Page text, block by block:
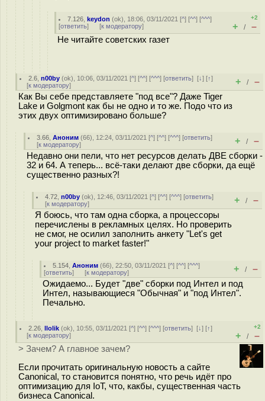
7.126 ,keydon (ok), 18:06, 03/11/2021 [^] [^^] [^^^]
[ответить] [к модератору]
+2
+ / –
Не читайте советских газет
2.6 ,n00by (ok), 10:06, 03/11/2021 [^] [^^] [^^^] [ответить][↓] [↑]
[к модератору] + / –
Как Вы себе представляете "под все"? Даже Tiger
Lake и Golgmont как бы не одно и то же. Подо что из
этих двух оптимизировано больше?
3.66 ,Аноним (66), 12:24, 03/11/2021 [^] [^^] [^^^] [ответить]
[к модератору] + / –
Недавно они пели, что нет ресурсов делать ДВЕ сборки -
32 и 64. А теперь... всё-таки делают две сборки, да ещё
существенно разных?!
4.72 ,n00by (ok), 12:46, 03/11/2021 [^] [^^] [^^^] [ответить]
[к модератору] + / –
Я боюсь, что там одна сборка, а процессоры
перечислены в рекламных целях. Но проверить
не смог, не осилил заполнить анкету "Let's get
your project to market faster!"
5.154 ,Аноним (66), 22:50, 03/11/2021 [^] [^^] [^^^]
[ответить] [к модератору] + / –
Ожидаемо... Будет "две" сборки под Интел и под
Интел, называющиеся "Обычная" и "под Интел".
Печально.
2.26 ,llolik (ok), 10:55, 03/11/2021 [^] [^^] [^^^] [ответить][↓] [↑]
[к модератору]
+2
+ / –
> Зачем? А главное зачем?
Если прочитать оригинальную новость а сайте
Canonical, то становится понятно, что речь идёт про
оптимизацию для IoT, что, какбы, существенная часть
бизнеса Canonical.